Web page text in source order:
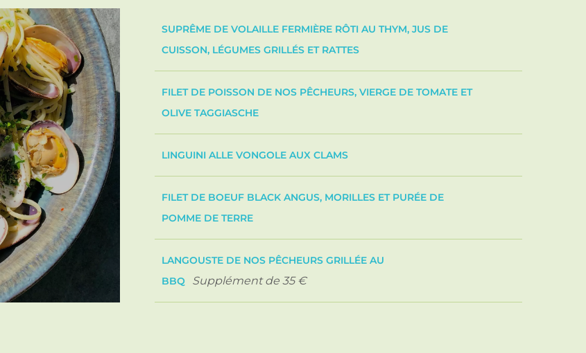
SUPRÊME DE VOLAILLE FERMIÈRE RÔTI AU THYM, JUS DE
CUISSON, LÉGUMES GRILLÉS ET RATTES
FILET DE POISSON DE NOS PÊCHEURS, VIERGE DE TOMATE ET
OLIVE TAGGIASCHE
LINGUINI ALLE VONGOLE AUX CLAMS
FILET DE BOEUF BLACK ANGUS, MORILLES ET PURÉE DE
POMME DE TERRE
LANGOUSTE DE NOS PÊCHEURS GRILLÉE AU
BBQ
Supplément de 35 €